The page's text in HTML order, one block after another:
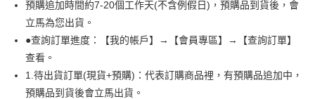
台新國際商業銀行
中國信託商業銀行
台灣樂天信用卡公司
AFTEE先享後付
相關說明
【關於「AFTEE先享後付」】
AFTEE先享後付是「在收到商品之後才付款」的支付方式。 讓您購物簡單
１．簡單：不需註冊會員、不需綁卡、不需儲值。
２．便利：只要手機號碼，簡訊認證，即可結帳。
ATM付款
運送方式
預購追加時間約7-20個工作天(不含例假日)，預購品到貨後，會
立馬為您出貨。
●查詢訂單進度：【我的帳戶】→【會員專區】→【查詢訂單】
查看。
1.待出貨訂單(現貨+預購)：代表訂購商品裡，有預購品追加中，
預購品到貨後會立馬出貨。